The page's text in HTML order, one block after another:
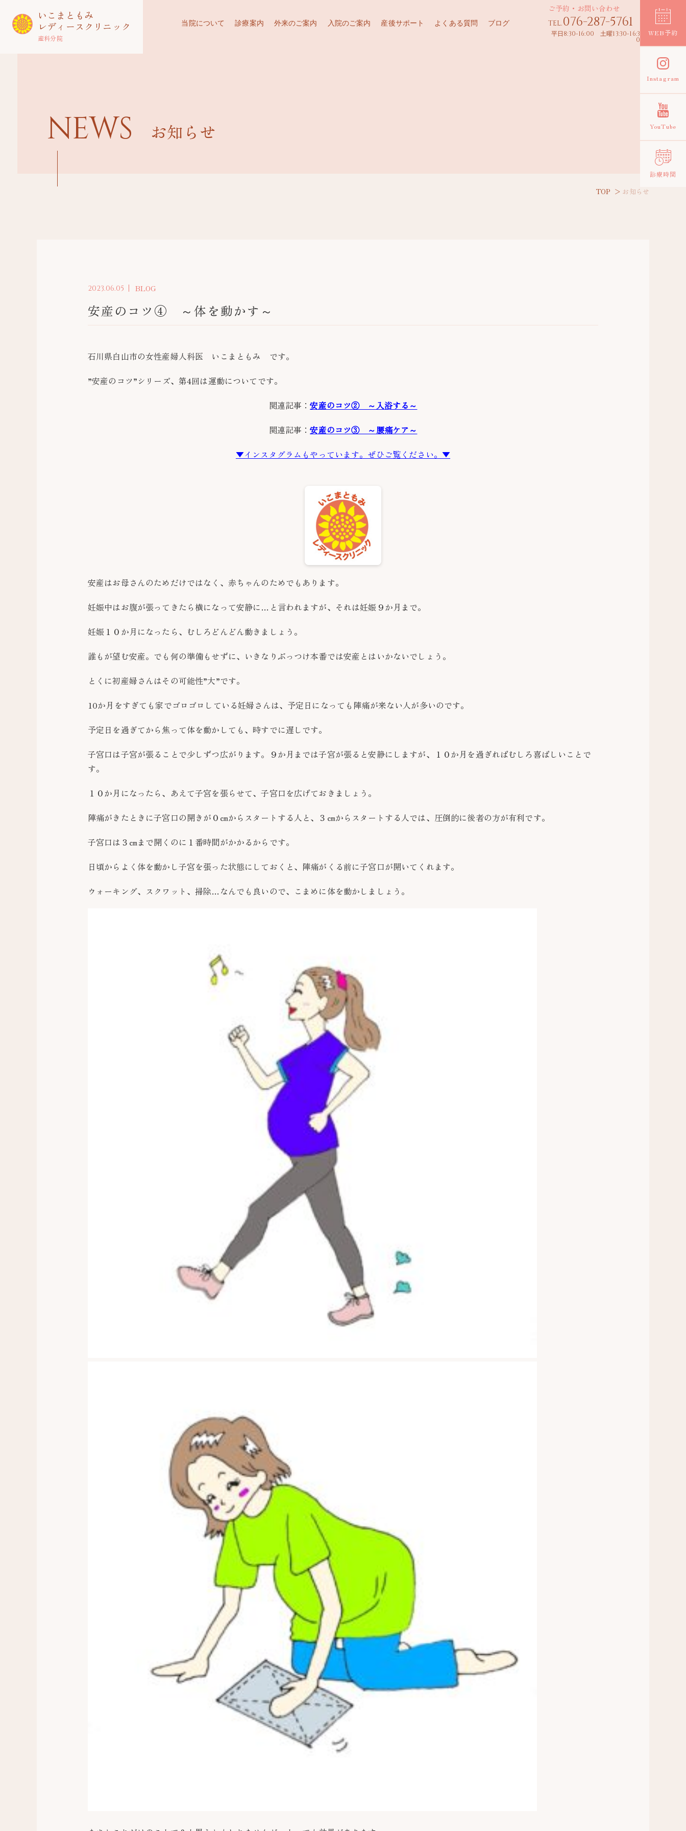
いこまともみ
レディースクリニック
産科分院
当院について 診療案内 外来のご案内 入院のご案内 産後サポート よくある質問 ブログ
ご予約・お問い合わせ
TEL.076-287-5761
平日8:30-16:00 土曜13:30-16:3
0
WEB予約
Instagram
YouTube
診療時間
NEWS お知らせ
TOP お知らせ
2023.06.05 BLOG
安産のコツ④ ～体を動かす～
石川県白山市の女性産婦人科医 いこまともみ です。
”安産のコツ”シリーズ、第4回は運動についてです。
関連記事：安産のコツ② ～入浴する～
関連記事：安産のコツ③ ～腰痛ケア～
▼インスタグラムもやっています。ぜひご覧ください。▼
安産はお母さんのためだけではなく、赤ちゃんのためでもあります。
妊娠中はお腹が張ってきたら横になって安静に…と言われますが、それは妊娠９か月まで。
妊娠１０か月になったら、むしろどんどん動きましょう。
誰もが望む安産。でも何の準備もせずに、いきなりぶっつけ本番では安産とはいかないでしょう。
とくに初産婦さんはその可能性”大”です。
10か月をすぎても家でゴロゴロしている妊婦さんは、予定日になっても陣痛が来ない人が多いのです。
予定日を過ぎてから焦って体を動かしても、時すでに遅しです。
子宮口は子宮が張ることで少しずつ広がります。９か月までは子宮が張ると安静にしますが、１０か月を過ぎればむしろ喜ばしいことで
す。
１０か月になったら、あえて子宮を張らせて、子宮口を広げておきましょう。
陣痛がきたときに子宮口の開きが０㎝からスタートする人と、３㎝からスタートする人では、圧倒的に後者の方が有利です。
子宮口は３㎝まで開くのに１番時間がかかるからです。
日頃からよく体を動かし子宮を張った状態にしておくと、陣痛がくる前に子宮口が開いてくれます。
ウォーキング、スクワット、掃除…なんでも良いので、こまめに体を動かしましょう。